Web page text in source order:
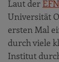
Laut der
Universität
ersten Mal
durch viele
Institut